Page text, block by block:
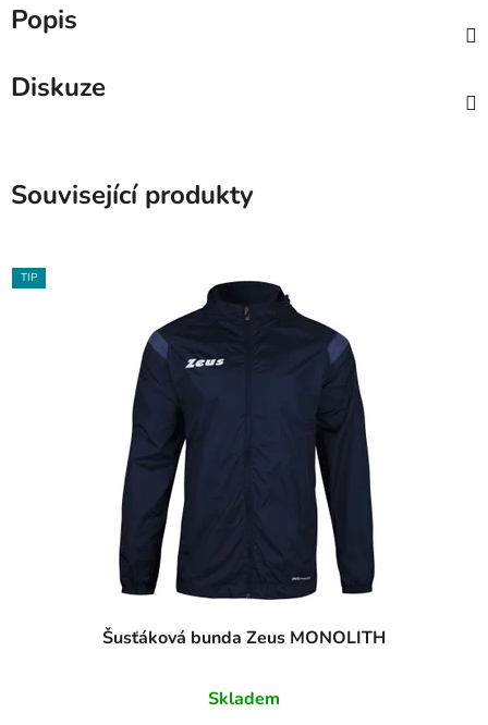
Popis
Diskuze
Související produkty
TIP
Šusťáková bunda Zeus MONOLITH
Skladem